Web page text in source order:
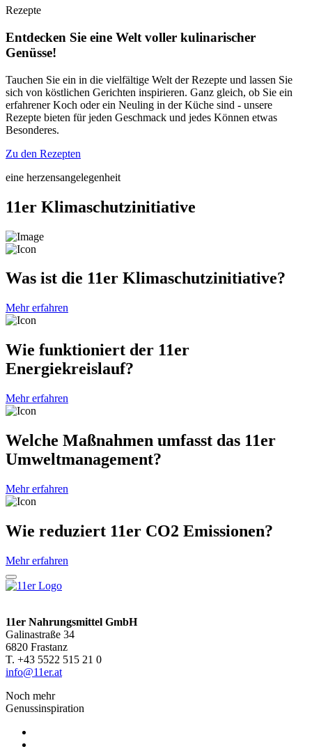
Rezepte
Entdecken Sie eine Welt voller kulinarischer
Genüsse!
Tauchen Sie ein in die vielfältige Welt der Rezepte und lassen Sie
sich von köstlichen Gerichten inspirieren. Ganz gleich, ob Sie ein
erfahrener Koch oder ein Neuling in der Küche sind - unsere
Rezepte bieten für jeden Geschmack und jedes Können etwas
Besonderes.
Zu den Rezepten
eine herzensangelegenheit
11er Klimaschutzinitiative
Was ist die 11er Klimaschutzinitiative?
Mehr erfahren
Wie funktioniert der 11er
Energiekreislauf?
Mehr erfahren
Welche Maßnahmen umfasst das 11er
Umweltmanagement?
Mehr erfahren
Wie reduziert 11er CO2 Emissionen?
Mehr erfahren
11er Nahrungsmittel GmbH
Galinastraße 34
6820 Frastanz
T. +43 5522 515 21 0
info@11er.at
Noch mehr
Genussinspiration